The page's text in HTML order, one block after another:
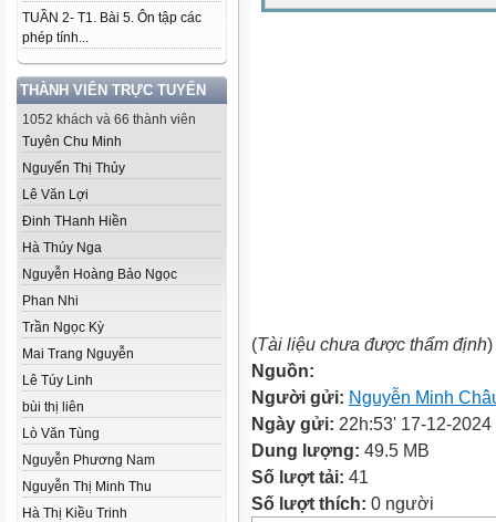
TUẦN 2- T1. Bài 5. Ôn tập các
phép tính...
THÀNH VIÊN TRỰC TUYẾN
1052 khách và 66 thành viên
Tuyên Chu Minh
Nguyển Thị Thủy
Lê Văn Lợi
Đinh THanh Hiền
Hà Thúy Nga
Nguyễn Hoàng Bảo Ngọc
Phan Nhi
Trần Ngọc Kỳ
Mai Trang Nguyễn
Lê Túy Linh
bùi thị liên
Lò Văn Tùng
Nguyễn Phương Nam
Nguyễn Thị Minh Thu
Hà Thị Kiều Trinh
(Tài liệu chưa được thẩm định)
Nguồn:
Người gửi: Nguyễn Minh
Ngày gửi: 22h:53' 17-12-2024
Dung lượng: 49.5 MB
Số lượt tải: 41
Số lượt thích: 0 người